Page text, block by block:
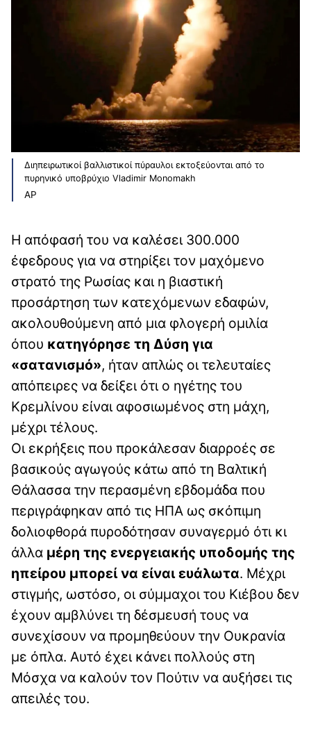
Διηπειρωτικοί βαλλιστικοί πύραυλοι εκτοξεύονται από το
πυρηνικό υποβρύχιο Vladimir Monomakh
ΑΡ
Η απόφασή του να καλέσει 300.000
έφεδρους για να στηρίξει τον μαχόμενο
στρατό της Ρωσίας και η βιαστική
προσάρτηση των κατεχόμενων εδαφών,
ακολουθούμενη από μια φλογερή ομιλία
όπου κατηγόρησε τη Δύση για
«σατανισμό», ήταν απλώς οι τελευταίες
απόπειρες να δείξει ότι ο ηγέτης του
Κρεμλίνου είναι αφοσιωμένος στη μάχη,
μέχρι τέλους.
Οι εκρήξεις που προκάλεσαν διαρροές σε
βασικούς αγωγούς κάτω από τη Βαλτική
Θάλασσα την περασμένη εβδομάδα που
περιγράφηκαν από τις ΗΠΑ ως σκόπιμη
δολιοφθορά πυροδότησαν συναγερμό ότι κι
άλλα μέρη της ενεργειακής υποδομής της
ηπείρου μπορεί να είναι ευάλωτα. Μέχρι
στιγμής, ωστόσο, οι σύμμαχοι του Κιέβου δεν
έχουν αμβλύνει τη δέσμευσή τους να
συνεχίσουν να προμηθεύουν την Ουκρανία
με όπλα. Αυτό έχει κάνει πολλούς στη
Μόσχα να καλούν τον Πούτιν να αυξήσει τις
απειλές του.